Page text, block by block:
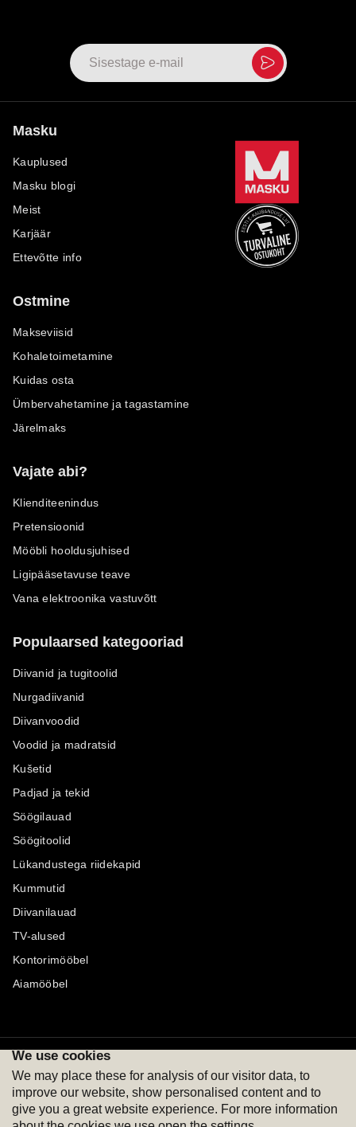
Masku
Kauplused
Masku blogi
Meist
Karjäär
Ettevõtte info
Ostmine
Makseviisid
Kohaletoimetamine
Kuidas osta
Ümbervahetamine ja tagastamine
Järelmaks
Vajate abi?
Klienditeenindus
Pretensioonid
Mööbli hooldusjuhised
Ligipääsetavuse teave
Vana elektroonika vastuvõtt
Populaarsed kategooriad
Diivanid ja tugitoolid
Nurgadiivanid
Diivanvoodid
Voodid ja madratsid
Kušetid
Padjad ja tekid
Söögilauad
Söögitoolid
Lükandustega riidekapid
Kummutid
Diivanilauad
TV-alused
Kontorimööbel
Aiamööbel
We use cookies
We may place these for analysis of our visitor data, to
improve our website, show personalised content and to
give you a great website experience. For more information